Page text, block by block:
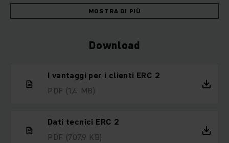
MOSTRA DI PIÙ
Download
I vantaggi per i clienti ERC 2
PDF (1,4 MB)
Dati tecnici ERC 2
PDF (707,9 KB)